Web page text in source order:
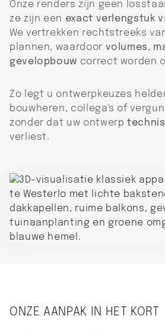
Onze renders zijn geen
ze zijn een exact verlengstuk
We vertrekken rechtstreeks
plannen, waardoor volumes,
gevelopbouw correct worden
Zo legt u ontwerpkeuzes
bouwheren, collega's of
zonder dat uw ontwerp
verliest.
ONZE AANPAK IN HET KORT